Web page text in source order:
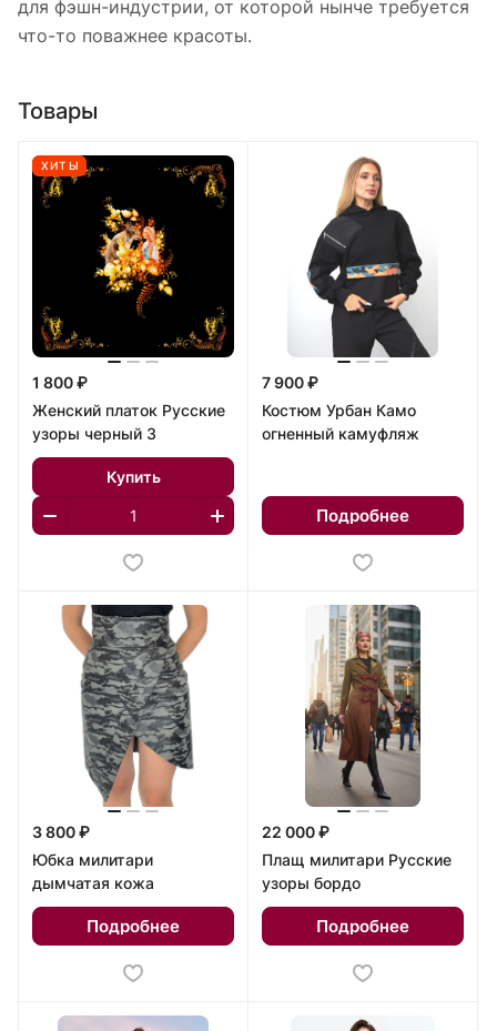
для фэшн-индустрии, от которой нынче требуется
что-то поважнее красоты.
Товары
ХИТЫ
1 800 ₽
Женский платок Русские
узоры черный 3
Купить
7 900 ₽
Костюм Урбан Камо
огненный камуфляж
Подробнее
3 800 ₽
Юбка милитари
дымчатая кожа
Подробнее
22 000 ₽
Плащ милитари Русские
узоры бордо
Подробнее